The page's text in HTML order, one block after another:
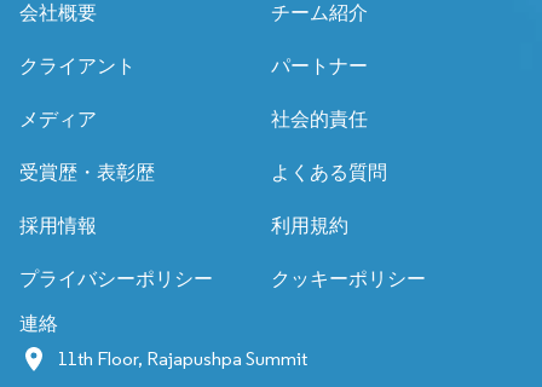
会社概要
チーム紹介
クライアント パートナー
メディア 社会的責任
受賞歴・表彰歴 よくある質問
採用情報 利用規約
プライバシーポリシー クッキーポリシー
連絡
11th Floor, Rajapushpa Summit